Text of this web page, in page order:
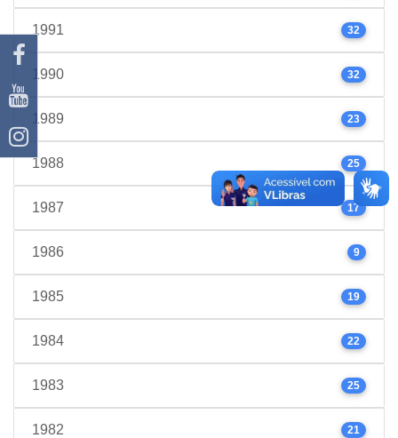
1991 32
1990 32
1989 23
1988 25
1987 17
1986 9
1985 19
1984 22
1983 25
1982 21